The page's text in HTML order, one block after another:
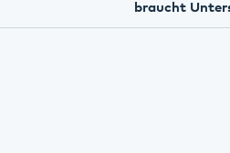
braucht